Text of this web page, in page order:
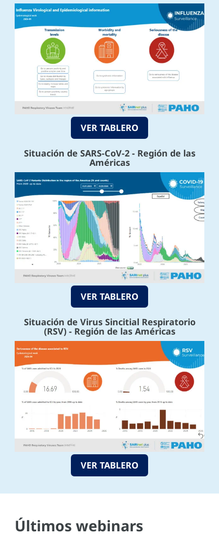
VER TABLERO
Situación de SARS-CoV-2 - Región de las
Américas
VER TABLERO
Situación de Virus Sincitial Respiratorio
(RSV) - Región de las Américas
VER TABLERO
Últimos webinars